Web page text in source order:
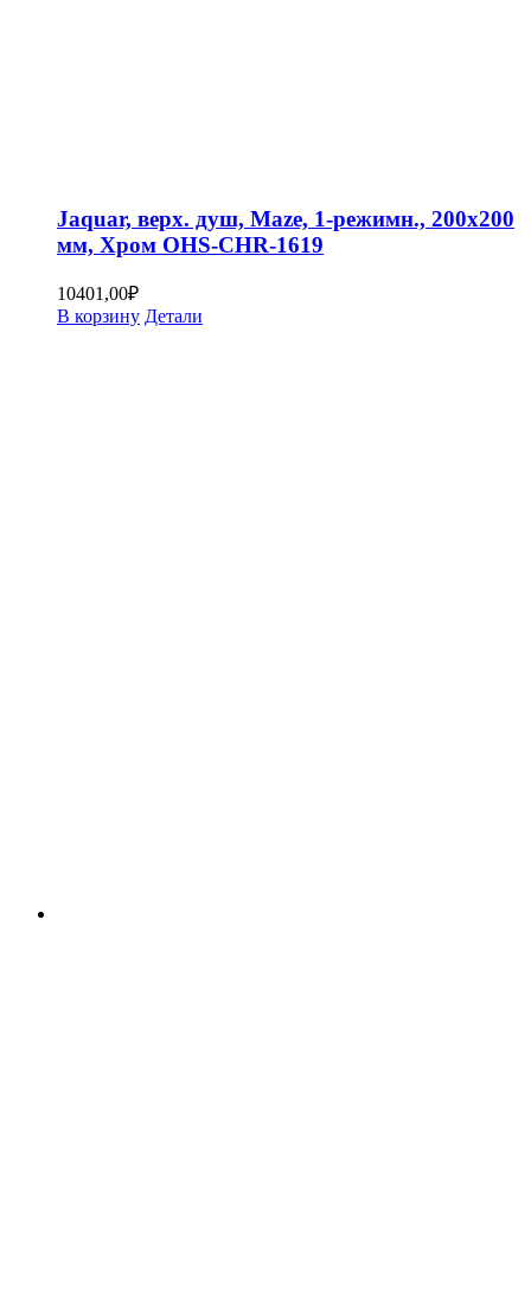
Jaquar, верх. душ, Maze, 1-режимн., 200х200
мм, Хром OHS-CHR-1619
10401,00₽
В корзину Детали